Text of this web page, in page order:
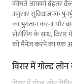
कीमतें आपको बेहतर
अनुसार सुविधाजनक
का भुगतान करना और
प्रोसेसिंग के साथ,
को मैनेज करने का एक
विरार में गोल्ड